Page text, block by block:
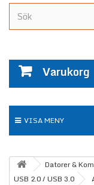
Varukorg
VISA MENY
Datorer &
USB 2.0 / USB 3.0